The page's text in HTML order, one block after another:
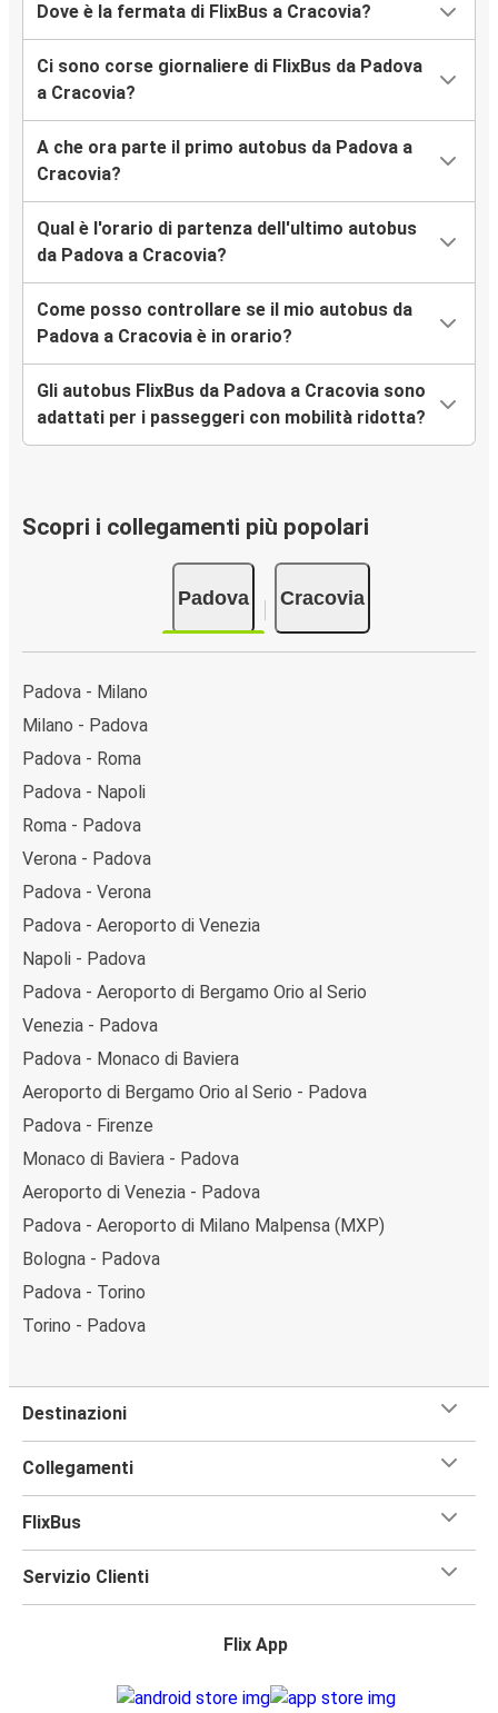
Dove è la fermata di FlixBus a Cracovia?
Ci sono corse giornaliere di FlixBus da Padova
a Cracovia?
A che ora parte il primo autobus da Padova a
Cracovia?
Qual è l'orario di partenza dell'ultimo autobus
da Padova a Cracovia?
Come posso controllare se il mio autobus da
Padova a Cracovia è in orario?
Gli autobus FlixBus da Padova a Cracovia sono
adattati per i passeggeri con mobilità ridotta?
Scopri i collegamenti più popolari
Padova Cracovia
Padova - Milano
Milano - Padova
Padova - Roma
Padova - Napoli
Roma - Padova
Verona - Padova
Padova - Verona
Padova - Aeroporto di Venezia
Napoli - Padova
Padova - Aeroporto di Bergamo Orio al Serio
Venezia - Padova
Padova - Monaco di Baviera
Aeroporto di Bergamo Orio al Serio - Padova
Padova - Firenze
Monaco di Baviera - Padova
Aeroporto di Venezia - Padova
Padova - Aeroporto di Milano Malpensa (MXP)
Bologna - Padova
Padova - Torino
Torino - Padova
Destinazioni
Collegamenti
FlixBus
Servizio Clienti
Flix App